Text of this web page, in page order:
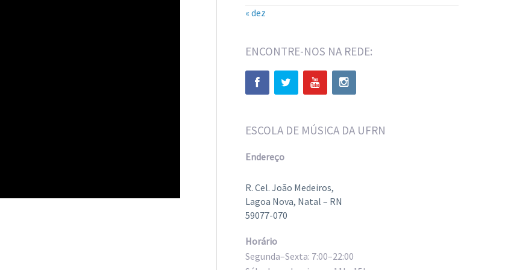
« dez
ENCONTRE-NOS NA REDE:
ESCOLA DE MÚSICA DA UFRN
Endereço
R. Cel. João Medeiros,
Lagoa Nova, Natal – RN
59077-070
Horário
Segunda–Sexta: 7:00–22:00